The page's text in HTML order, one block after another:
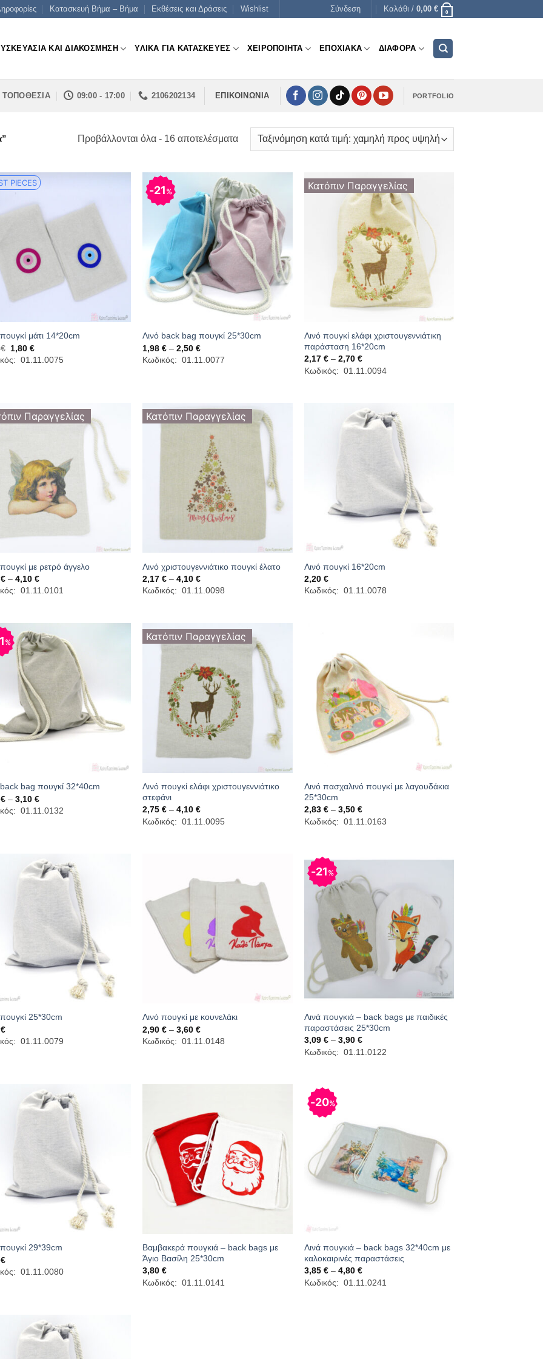
Κατασκευή Βήμα – Βήμα Εκθέσεις και Δράσεις Wishlist Σύνδεση Καλάθι / 0,00 € 0
ΚΑΙ ΔΙΑΚΟΣΜΗΣΗ ΥΛΙΚΑ ΓΙΑ ΚΑΤΑΣΚΕΥΕΣ ΧΕΙΡΟΠΟΙΗΤΑ ΕΠΟΧΙΑΚΑ ΔΙΑΦΟΡΑ
ΤΟΠΟΘΕΣΙΑ 09:00 - 17:00 2106202134 ΕΠΙΚΟΙΝΩΝΙΑ PORTFOLIO
Προβάλλονται όλα - 16 αποτελέσματαSorted
low
to
high
PIECES
μάτι 14*20cm
€ Original
price
was:
1,80€Η
τρέχουσα
τιμή
01.11.0075
21%
Λινό back bag πουγκί 25*30cm
1,98€ – 2,50€Price
range:
1,98 €
Κωδικός: 01.11.0077
Κατόπιν Παραγγελίας
Λινό πουγκί ελάφι χριστουγεννιάτικη
παράσταση 16*20cm
2,17€ – 2,70€Price
range:
2,17 €
Κωδικός: 01.11.0094
Παραγγελίας
με ρετρό άγγελο
€ – 4,10 €Price
range:
2,17 €
01.11.0101
Κατόπιν Παραγγελίας
Λινό χριστουγεννιάτικο πουγκί έλατο
2,17€ – 4,10€Price
range:
2,17 €
Κωδικός: 01.11.0098
Λινό πουγκί 16*20cm
2,20€
Κωδικός: 01.11.0078
%
bag πουγκί 32*40cm
€ – 3,10 €Price
range:
2,45 €
01.11.0132
Κατόπιν Παραγγελίας
Λινό πουγκί ελάφι χριστουγεννιάτικο
στεφάνι
2,75€ – 4,10€Price
range:
2,75 €
Κωδικός: 01.11.0095
Λινό πασχαλινό πουγκί με λαγουδάκια
25*30cm
2,83€ – 3,50€Price
range:
2,83 €
Κωδικός: 01.11.0163
25*30cm
€
01.11.0079
Λινό πουγκί με κουνελάκι
2,90€ – 3,60€Price
range:
2,90 €
Κωδικός: 01.11.0148
21%
Λινά πουγκιά – back bags με παιδικές
παραστάσεις 25*30cm
3,09€ – 3,90€Price
range:
3,09 €
Κωδικός: 01.11.0122
29*39cm
€
01.11.0080
Βαμβακερά πουγκιά – back bags με
Άγιο Βασίλη 25*30cm
3,80€
Κωδικός: 01.11.0141
20%
Λινά πουγκιά – back bags 32*40cm με
καλοκαιρινές παραστάσεις
3,85€ – 4,80€Price
range:
3,85 €
Κωδικός: 01.11.0241